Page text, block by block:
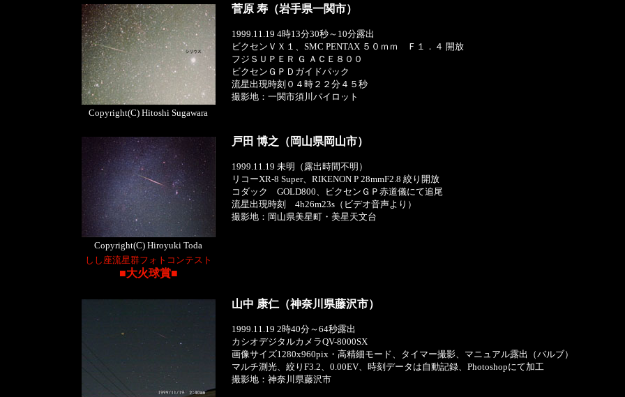
Copyright(C) Hitoshi Sugawara
菅原 寿（岩手県一関市）
1999.11.19 4時13分30秒～10分露出
ビクセンＶＸ１、SMC PENTAX ５０ｍｍ Ｆ１．４ 開放
フジＳＵＰＥＲ Ｇ ＡＣＥ８００
ビクセンＧＰＤガイドパック
流星出現時刻０４時２２分４５秒
撮影地：一関市須川パイロット
Copyright(C) Hiroyuki Toda
しし座流星群フォトコンテスト
■大火球賞■
戸田 博之（岡山県岡山市）
1999.11.19 未明（露出時間不明）
リコーXR-8 Super、RIKENON P 28mmF2.8 絞り開放
コダック GOLD800、ビクセンＧＰ赤道儀にて追尾
流星出現時刻 4h26m23s（ビデオ音声より）
撮影地：岡山県美星町・美星天文台
山中 康仁（神奈川県藤沢市）
1999.11.19 2時40分～64秒露出
カシオデジタルカメラQV-8000SX
画像サイズ1280x960pix・高精細モード、タイマー撮影、マニュアル露出（バルブ）
マルチ測光、絞りF3.2、0.00EV、時刻データは自動記録、Photoshopにて加工
撮影地：神奈川県藤沢市